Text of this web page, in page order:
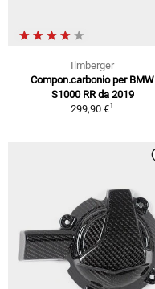
Ilmberger
Compon.carbonio per BMW
S1000 RR da 2019
299,90 €1